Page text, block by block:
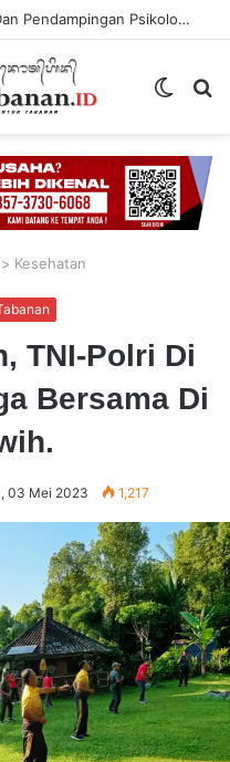
Polres Tabanan Beri Bantuan Dan Pendampingan Psikologis
Switch
> Kesehatan
TNI-Polri Di
Bersama Di
03 Mei 2023 1,217